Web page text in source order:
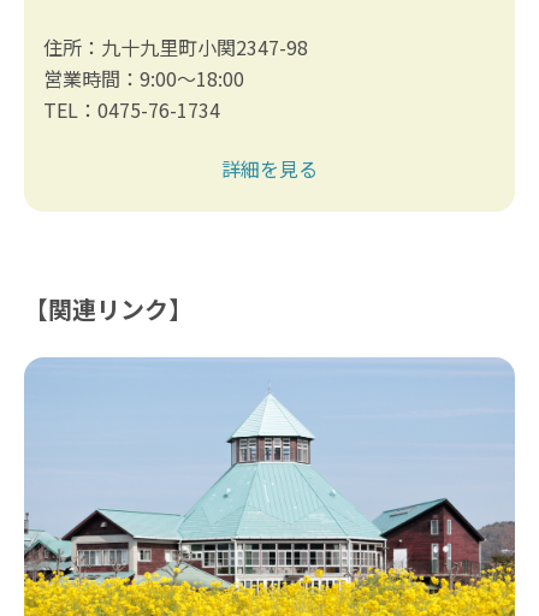
住所：九十九里町小関2347-98
営業時間：9:00～18:00
TEL：0475-76-1734
詳細を見る
【関連リンク】